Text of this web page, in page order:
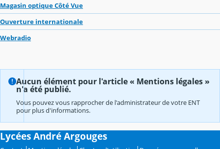
Magasin optique Côté Vue
Ouverture internationale
Webradio
Aucun élément pour l'article « Mentions légales »
n'a été publié.
Vous pouvez vous rapprocher de l'administrateur de votre ENT
pour plus d'informations.
Lycées André Argouges